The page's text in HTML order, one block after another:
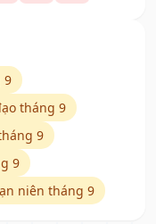
9
tháng 9
9
9
niên tháng 9